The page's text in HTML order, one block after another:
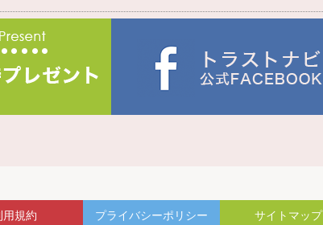
用規約 プライバシーポリシー サイトマップ